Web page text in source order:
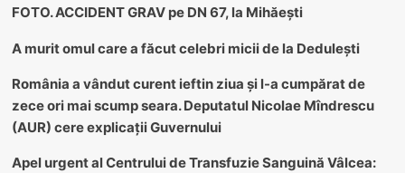
FOTO. ACCIDENT GRAV pe DN 67, la Mihăești
A murit omul care a făcut celebri micii de la Dedulești
România a vândut curent ieftin ziua și l-a cumpărat de
zece ori mai scump seara. Deputatul Nicolae Mîndrescu
(AUR) cere explicații Guvernului
Apel urgent al Centrului de Transfuzie Sanguină Vâlcea: